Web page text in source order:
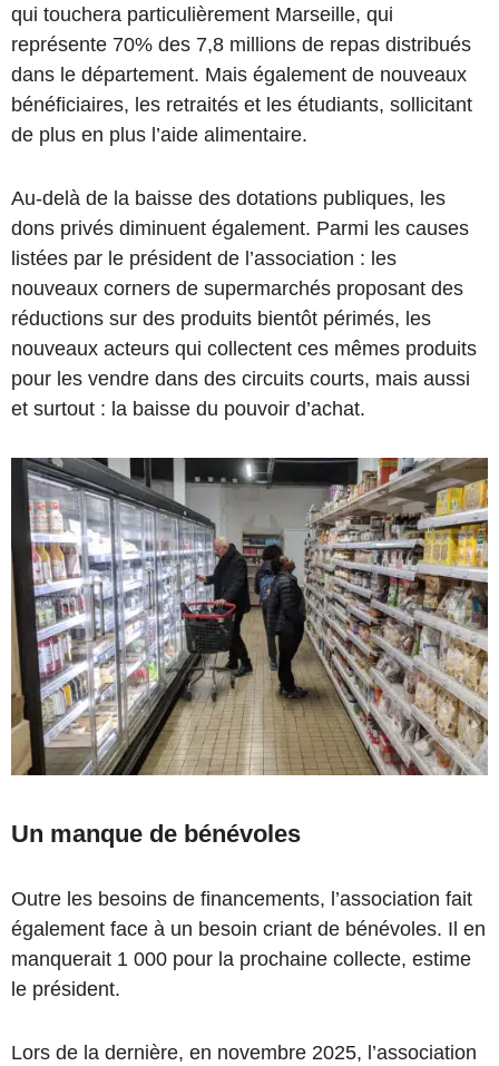
qui touchera particulièrement Marseille, qui
représente 70% des 7,8 millions de repas distribués
dans le département. Mais également de nouveaux
bénéficiaires, les retraités et les étudiants, sollicitant
de plus en plus l’aide alimentaire.
Au-delà de la baisse des dotations publiques, les
dons privés diminuent également. Parmi les causes
listées par le président de l’association : les
nouveaux corners de supermarchés proposant des
réductions sur des produits bientôt périmés, les
nouveaux acteurs qui collectent ces mêmes produits
pour les vendre dans des circuits courts, mais aussi
et surtout : la baisse du pouvoir d’achat.
Un manque de bénévoles
Outre les besoins de financements, l’association fait
également face à un besoin criant de bénévoles. Il en
manquerait 1 000 pour la prochaine collecte, estime
le président.
Lors de la dernière, en novembre 2025, l’association